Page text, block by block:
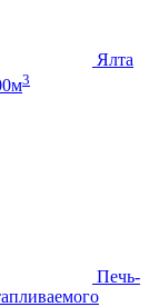
Ялта
3
Печь-